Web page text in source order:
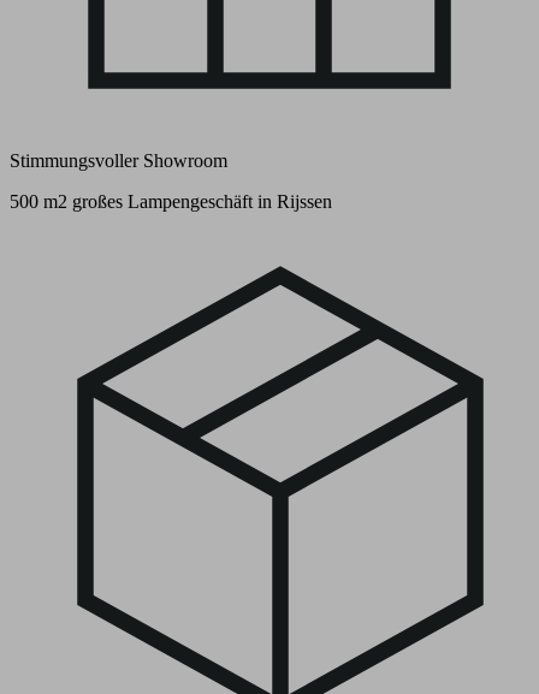
Stimmungsvoller Showroom
500 m2 großes Lampengeschäft in Rijssen